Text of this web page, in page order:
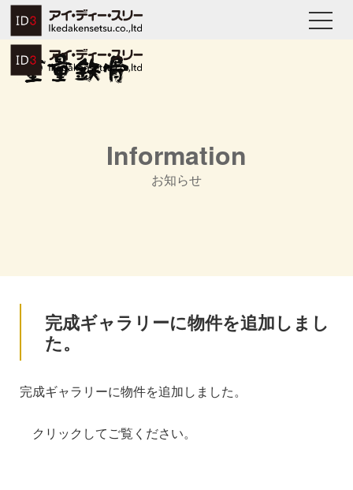
Information
お知らせ
完成ギャラリーに物件を追加しまし
た。
完成ギャラリーに物件を追加しました。
クリックしてご覧ください。